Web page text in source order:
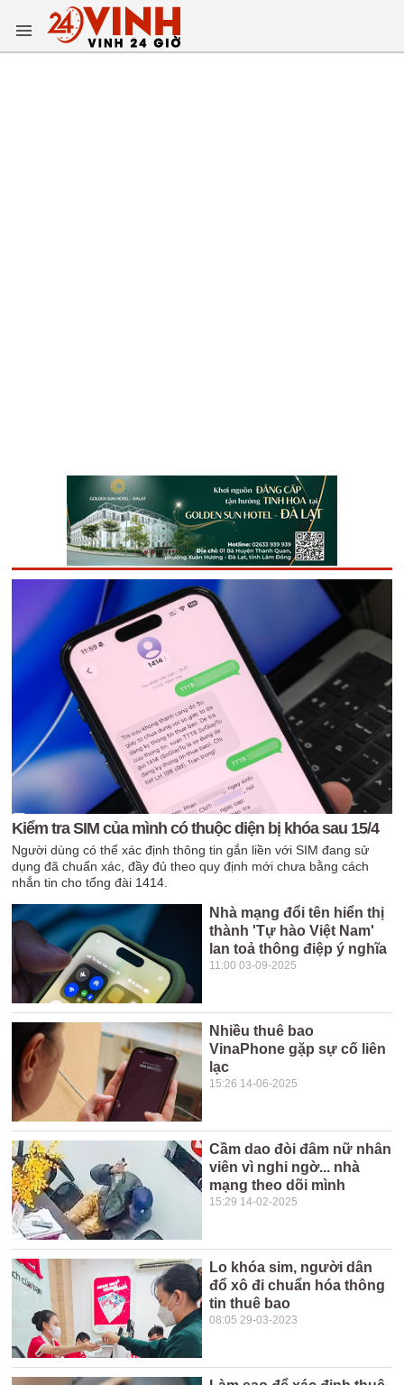
Kiểm tra SIM của mình có thuộc diện bị khóa sau 15/4
Người dùng có thể xác định thông tin gắn liền với SIM đang sử
dụng đã chuẩn xác, đầy đủ theo quy định mới chưa bằng cách
nhắn tin cho tổng đài 1414.
Nhà mạng đổi tên hiển thị
thành 'Tự hào Việt Nam'
lan toả thông điệp ý nghĩa
11:00 03-09-2025
Nhiều thuê bao
VinaPhone gặp sự cố liên
lạc
15:26 14-06-2025
Cầm dao đòi đâm nữ nhân
viên vì nghi ngờ... nhà
mạng theo dõi mình
15:29 14-02-2025
Lo khóa sim, người dân
đổ xô đi chuẩn hóa thông
tin thuê bao
08:05 29-03-2023